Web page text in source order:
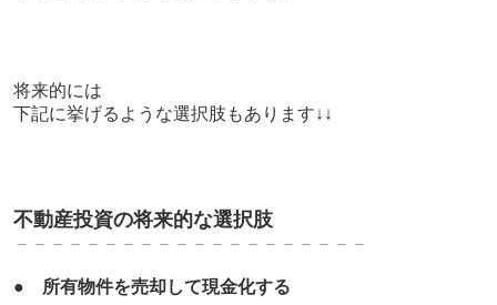
将来的には
下記に挙げるような選択肢もあります↓↓
不動産投資の将来的な選択肢
－－－－－－－－－－－－－－－－－－－－
● 所有物件を売却して現金化する